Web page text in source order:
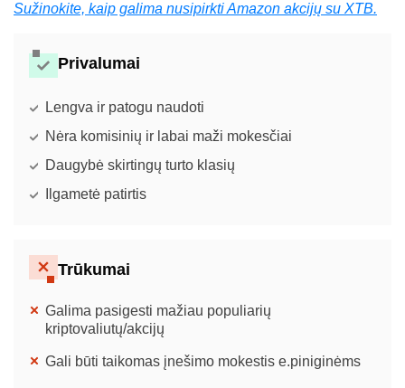
Sužinokite, kaip galima nusipirkti Amazon akcijų su XTB.
Privalumai
Lengva ir patogu naudoti
Nėra komisinių ir labai maži mokesčiai
Daugybė skirtingų turto klasių
Ilgametė patirtis
Trūkumai
Galima pasigesti mažiau populiarių
kriptovaliutų/akcijų
Gali būti taikomas įnešimo mokestis e.piniginėms